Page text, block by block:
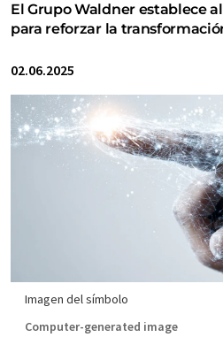
El Grupo Waldner establece
para reforzar la
02.06.2025
Imagen del símbolo
Computer-generated image